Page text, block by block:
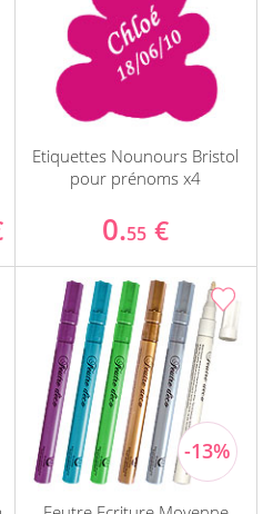
Etiquettes Nounours Bristol
pour prénoms x4
0.55 €